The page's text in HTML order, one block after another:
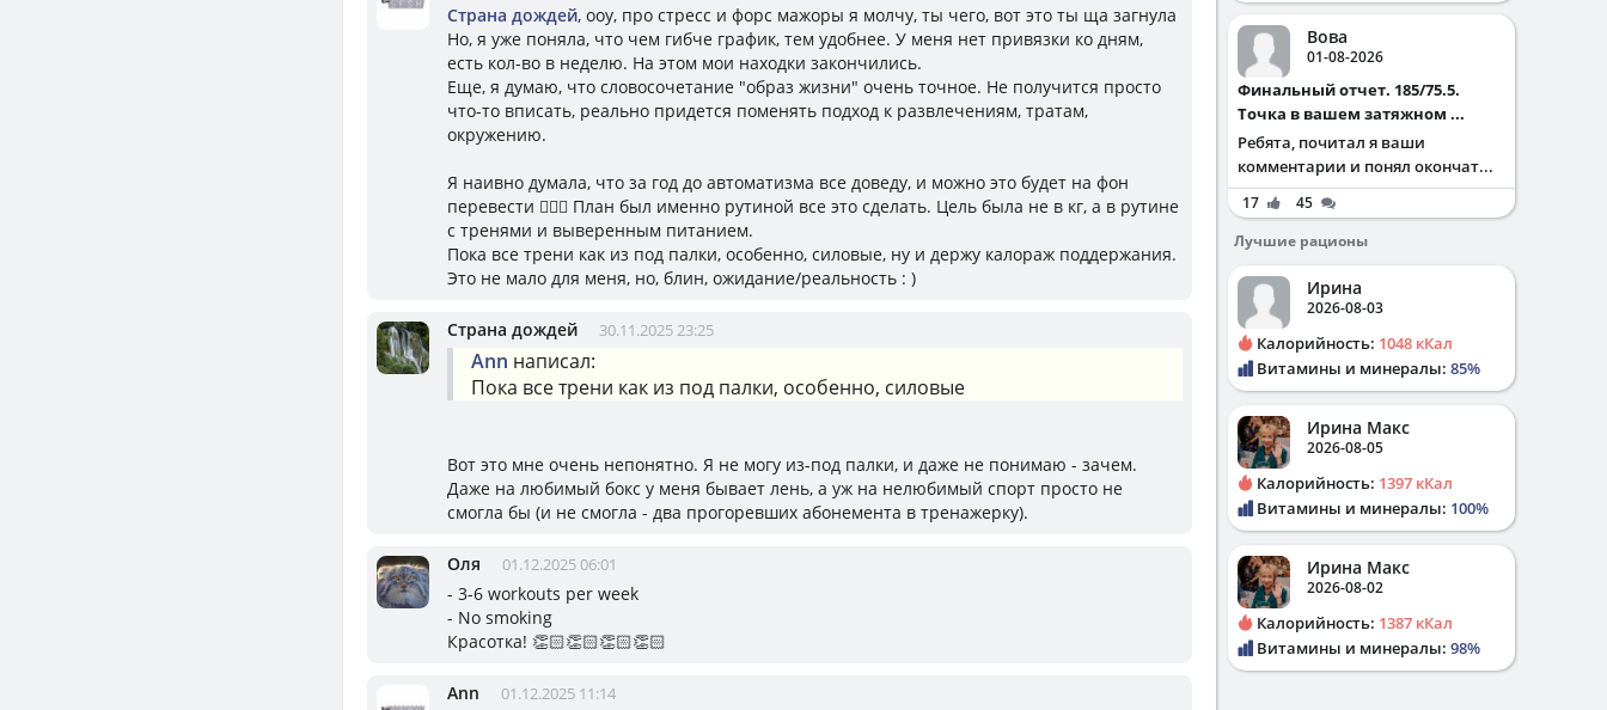
Страна дождей, ооу, про стресс и форс мажоры я молчу, ты чего, вот это ты ща загнула
Но, я уже поняла, что чем гибче график, тем удобнее. У меня нет привязки ко дням,
есть кол-во в неделю. На этом мои находки закончились.
Еще, я думаю, что словосочетание "образ жизни" очень точное. Не получится просто
что-то вписать, реально придется поменять подход к развлечениям, тратам,
окружению.
Я наивно думала, что за год до автоматизма все доведу, и можно это будет на фон
перевести 🤦🏼‍♀️ План был именно рутиной все это сделать. Цель была не в кг, а в рутине
с тренями и выверенным питанием.
Пока все трени как из под палки, особенно, силовые, ну и держу калораж поддержания.
Это не мало для меня, но, блин, ожидание/реальность : )
Страна дождей 30.11.2025 23:25
Ann написал:
Пока все трени как из под палки, особенно, силовые
Вот это мне очень непонятно. Я не могу из-под палки, и даже не понимаю - зачем.
Даже на любимый бокс у меня бывает лень, а уж на нелюбимый спорт просто не
смогла бы (и не смогла - два прогоревших абонемента в тренажерку).
Оля 01.12.2025 06:01
- 3-6 workouts per week
- No smoking
Красотка! 👏🏻👏🏻👏🏻👏🏻
Ann 01.12.2025 11:14
Вова
01-08-2026
Финальный отчет. 185/75.5.
Точка в вашем затяжном ...
Ребята, почитал я ваши
комментарии и понял окончат...
17
45
Лучшие рационы
Ирина
2026-08-03
Калорийность: 1048 кКал
Витамины и минералы: 85%
Ирина Макс
2026-08-05
Калорийность: 1397 кКал
Витамины и минералы: 100%
Ирина Макс
2026-08-02
Калорийность: 1387 кКал
Витамины и минералы: 98%